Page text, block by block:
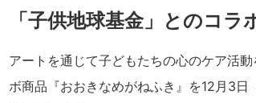
「子供地球基金」とのコ
アートを通じて子どもたちの心のケア活
ボ商品『おおきなめがねふき』を12月3